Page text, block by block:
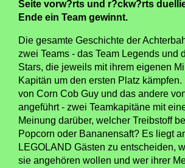
Seite vorw?rts und r?ckw?rts
Ende ein Team gewinnt.
Die gesamte Geschichte der
zwei Teams - das Team Legends und
Stars, die jeweils mit ihrem eigenen
Kapitän um den ersten Platz kämpfen.
von Corn Cob Guy und das andere
angeführt - zwei Teamkapitäne mit
Meinung darüber, welcher Treibstoff
Popcorn oder Bananensaft? Es liegt
LEGOLAND Gästen zu entscheiden,
sie angehören wollen und wer ihrer